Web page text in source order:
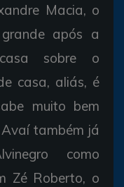
Macia, o
após a
sobre o
casa, aliás, é
muito bem
também já
como
Zé Roberto, o